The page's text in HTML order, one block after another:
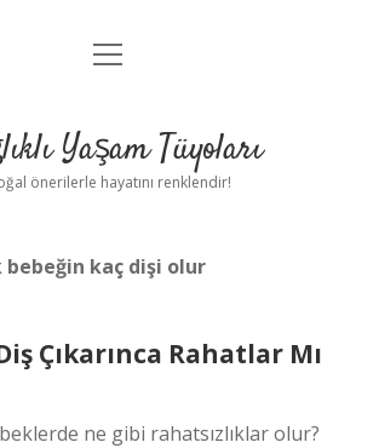
Anasayfa
Yasal Uyarı
menüyü
Yaşam Tüyoları
önerilerle hayatını renklendir!
bebeğin kaç dişi olur
Çıkarınca Rahatlar Mı
ne gibi rahatsızlıklar olur?